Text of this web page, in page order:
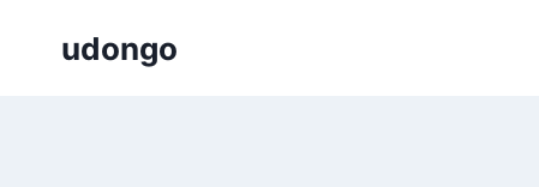
udongo